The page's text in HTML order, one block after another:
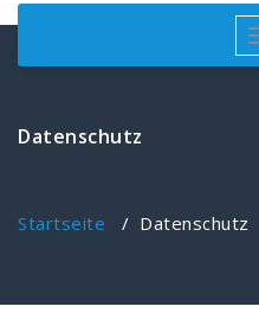
Datenschutz
Startseite / Datenschutz